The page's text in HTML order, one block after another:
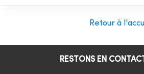
Retour à
RESTONS EN CONTACT